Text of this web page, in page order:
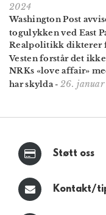
2024
Washington Post
togulykken ved East
Realpolitikk dikterer
Vesten forstår det ikke
NRKs «love affair»
har skylda - 26.
Støtt oss
Kontakt/